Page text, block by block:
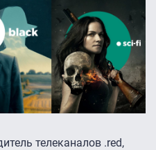
телеканалов .red,